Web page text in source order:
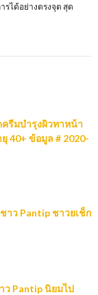
ได้อย่างตรงจุด สุด
รีมบำรุงผิวทาหน้า
40+ ข้อมูล # 2020-
ว Pantip ชาวยเช็ก
ว Pantip นิยมไป